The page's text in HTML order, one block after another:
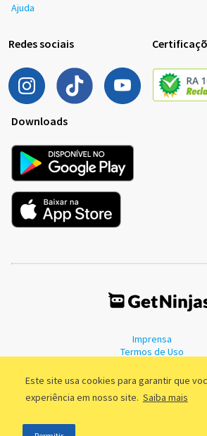
Este site usa cookies para garantir que
experiência em nosso site. Saiba mais
Ajuda
Redes sociais
Downloads
Imprensa
Termos de Uso
©2011 - 2026, GetNinjas LTDA. CNPJ